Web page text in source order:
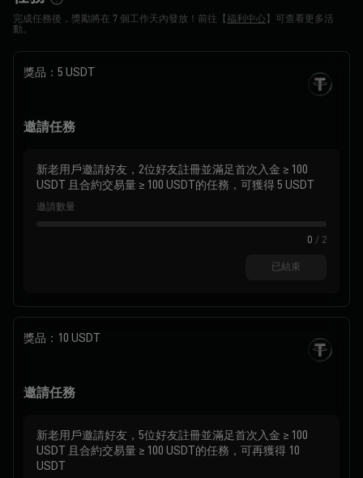
完成任務後，獎勵將在 7 個工作天內發放！前往【福利中心】可查看更多活
動。
獎品： 5 USDT
邀請任務
新老用戶邀請好友，2位好友註冊並滿足首次入金 ≥ 100
USDT 且合約交易量 ≥ 100 USDT的任務，可獲得 5 USDT
邀請數量
0 / 2
已結束
獎品： 10 USDT
邀請任務
新老用戶邀請好友，5位好友註冊並滿足首次入金 ≥ 100
USDT 且合約交易量 ≥ 100 USDT的任務，可再獲得 10
USDT